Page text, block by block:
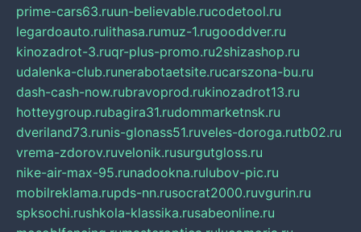
prime-cars63.ruun-believable.rucodetool.ru
legardoauto.rulithasa.rumuz-1.rugooddver.ru
kinozadrot-3.ruqr-plus-promo.ru2shizashop.ru
udalenka-club.runerabotaetsite.rucarszona-bu.ru
dash-cash-now.rubravoprod.rukinozadrot13.ru
hotteygroup.rubagira31.rudommarketnsk.ru
dveriland73.runis-glonass51.ruveles-doroga.rutb02.ru
vrema-zdorov.ruvelonik.rusurgutgloss.ru
nike-air-max-95.runadookna.rulubov-pic.ru
mobilreklama.rupds-nn.rusocrat2000.ruvgurin.ru
spksochi.rushkola-klassika.rusabeonline.ru